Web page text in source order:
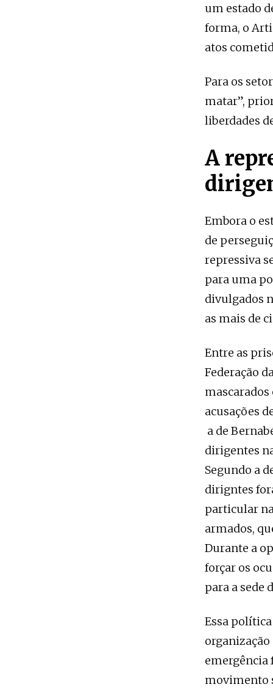
um estado
forma, o
atos
Para os
matar”,
liberdades
A
Embora o
de
repressiva
para uma
divulgados
as mais de
Entre as
Federação
acusações
a de
dirigentes
Segundo a
dirigntes
particular
armados,
Durante a
forçar os
para a sede
Essa
organização
emergência
movimento